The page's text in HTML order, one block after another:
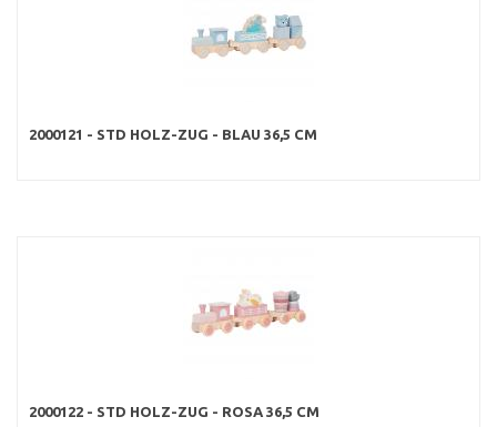
2000121 - STD HOLZ-ZUG - BLAU 36,5 CM
2000122 - STD HOLZ-ZUG - ROSA 36,5 CM